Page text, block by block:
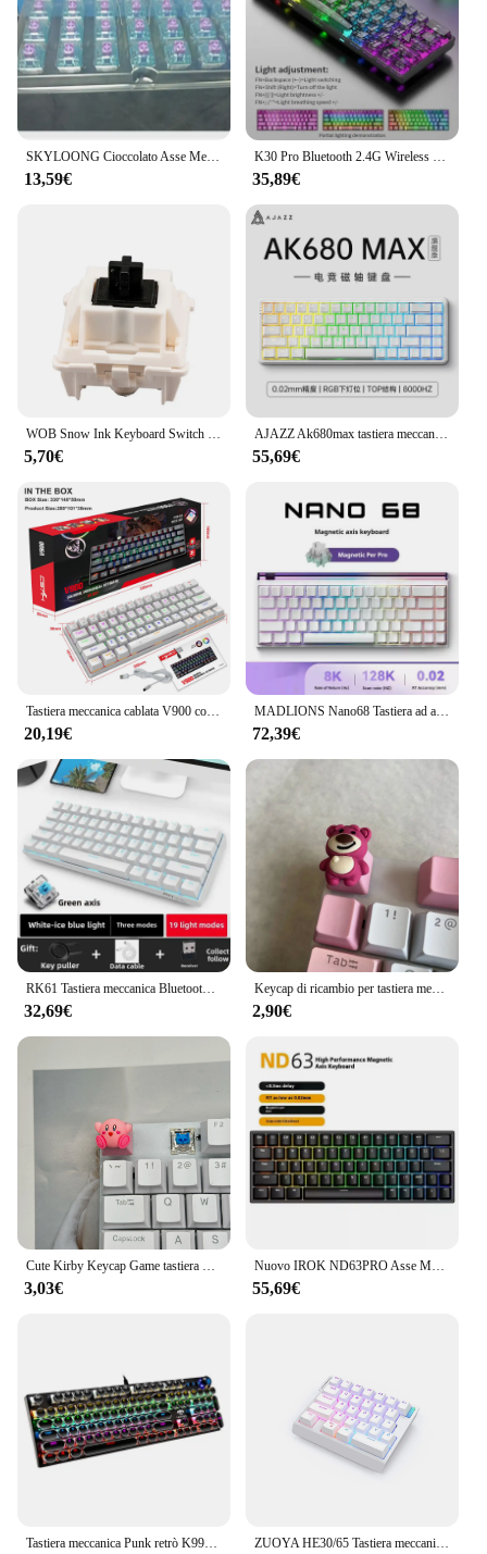
SKYLOONG Cioccolato Asse Meccanico Personalizzato Asse Marrone Paragrafo 55gf Trigger Force 5 pin Hot-swapRose RGB Lineare Muto MX Switch
13,59€
K30 Pro Bluetooth 2.4G Wireless Wired Tastiera meccanica trasparente a 3 modalità Asse bianco Retroilluminazione RGB sostituibile a caldo personalizzata
35,89€
WOB Snow Ink Keyboard Switch Hot-swappable Linear Axis Pre-lubrificato tastiera meccanica albero Mahjong Sound personalizzato fai da te
5,70€
AJAZZ Ak680max tastiera meccanica ad asse magnetico contorno laterale inciso gaming cablato tastiera meccanica da viaggio con chiave regolabile RT
55,69€
Tastiera meccanica cablata V900 con varie luci e tastiera da gioco con tastiera da ufficio ad asse verde a 61 tasti colorati
20,19€
MADLIONS Nano68 Tastiera ad asse magnetico Nano68TTC Heavenly King Axis regolabile RT0.01 Tastiera da gioco Esports
72,39€
RK61 Tastiera meccanica Bluetooth 60% Tastiera Telefono Tablet Nero Verde Tè Asse rosso
32,69€
Keycap di ricambio per tastiera meccanica con asse a ciliegio incrociato fai-da-te
2,90€
Cute Kirby Keycap Game tastiera meccanica R4 ESC Cross Axis Cartoon Anime Pink Girl Heart Keycap
3,03€
Nuovo IROK ND63PRO Asse Magnetico Tastiera Meccanica 0 Zona Morta Hot Plug Rgb Gaming 0.02mm Classe Socd Tastiera Ufficio Gaming regalo
55,69€
ZUOYA HE30/65 Tastiera meccanica ad asse magnetico cablato 8k Trigger rapido Retroilluminazione RGB Tastiera personalizzata da gioco E-Sports